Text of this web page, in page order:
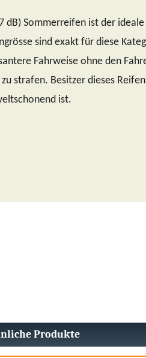
dB) Sommerreifen ist der ideale
sind exakt für diese
Fahrweise ohne den
strafen. Besitzer dieses
ist.
Produkte